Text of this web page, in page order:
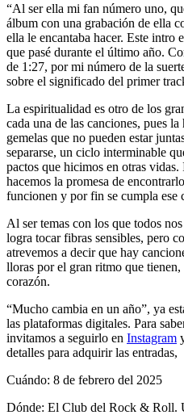
“Al ser ella mi fan número uno,
álbum con una grabación de ella
ella le encantaba hacer. Este intro
que pasé durante el último año.
de 1:27, por mi número de la
sobre el significado del primer
La espiritualidad es otro de los
cada una de las canciones, pues
gemelas que no pueden estar
separarse, un ciclo interminable
pactos que hicimos en otras
hacemos la promesa de
funcionen y por fin se cumpla ese
Al ser temas con los que todos
logra tocar fibras sensibles, pero
atrevemos a decir que hay
lloras por el gran ritmo que
corazón.
“Mucho cambia en un año”, ya
las plataformas digitales. Para
invitamos a seguirlo en Instagram
detalles para adquirir las entradas,
Cuándo: 8 de febrero del 2025
Dónde: El Club del Rock & Roll.